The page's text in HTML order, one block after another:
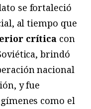
se fortaleció
al tiempo que
crítica con
brindó
nacional
y fue
como el